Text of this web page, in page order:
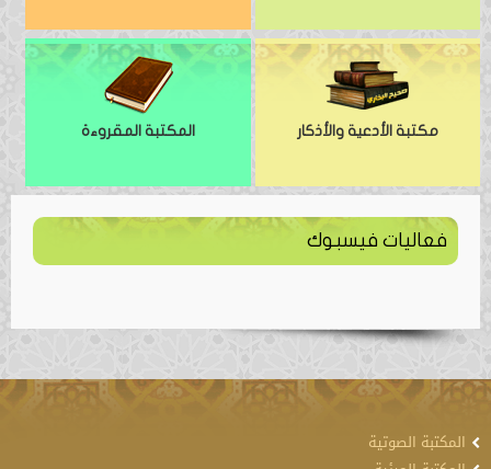
مكتبة الأدعية والأذكار المكتبة المقروءة
فعاليات فيسبوك
المكتبة الصوتية